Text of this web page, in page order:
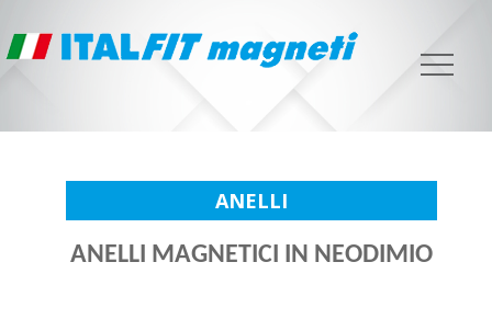
ANELLI
ANELLI MAGNETICI IN NEODIMIO